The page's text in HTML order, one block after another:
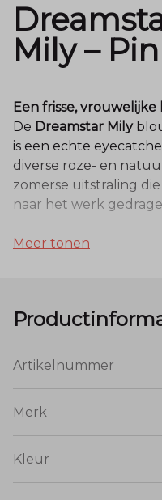
Mily –
Een frisse,
De Dreamstar Mily
is een echte
diverse roze- en
zomerse uitstraling
naar het werk
Kwaliteit en pasvorm:
uitstekend en
huid, zelfs als de
elegante V-hals
is ontworpen om
vallen zonder te
de heupen zitten
bloezend effect
Meer tonen
Artikelnummer
Merk
Kleur